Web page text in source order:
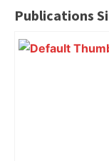
Publications